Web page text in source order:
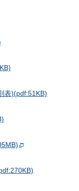
表)(pdf:51KB)